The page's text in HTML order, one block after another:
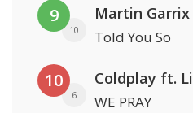
9
10
Martin Garrix
Told You So
10
6 WE PRAY